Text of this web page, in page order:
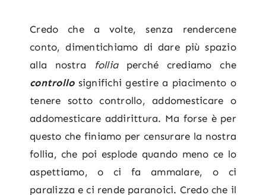
Credo che a volte, senza rendercene
conto, dimentichiamo di dare più spazio
alla nostra
folliaperché crediamo che
controllosignifichi gestire a piacimento o
tenere sotto controllo, addomesticare o
addomesticare addirittura. Ma forse è per
questo che finiamo per censurare la nostra
follia, che poi esplode quando meno ce lo
aspettiamo, o ci fa ammalare, o ci
paralizza e ci rende paranoici. Credo che il